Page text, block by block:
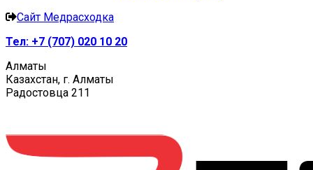
Сайт Медрасходка
Тел: +7 (707) 020 10 20
Алматы
Казахстан, г. Алматы
Радостовца 211